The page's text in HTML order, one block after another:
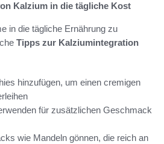
Kalzium in die tägliche Kost
in die tägliche Ernährung zu
Tipps zur Kalziumintegration
hinzufügen, um einen cremigen
für zusätzlichen Geschmack
wie Mandeln gönnen, die reich an